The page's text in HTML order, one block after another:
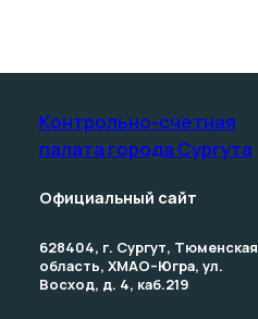
Контрольно-счетная
палата­ города Сургута
Официальный сайт
628404, г. Сургут, Тюменская
область, ХМАО–Югра, ул.
Восход, д. 4, каб.219